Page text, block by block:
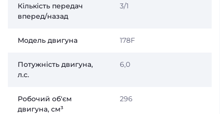
Кількість передач
вперед/назад
3/1
Модель двигуна 178F
Потужність двигуна,
л.с.
6,0
Робочий об'єм
двигуна, см³
296